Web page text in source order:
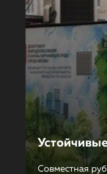
Совместная